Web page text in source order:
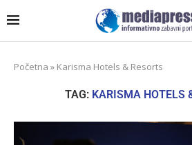
Početna » Karisma Hotels & Resorts
TAG: KARISMA HOTELS